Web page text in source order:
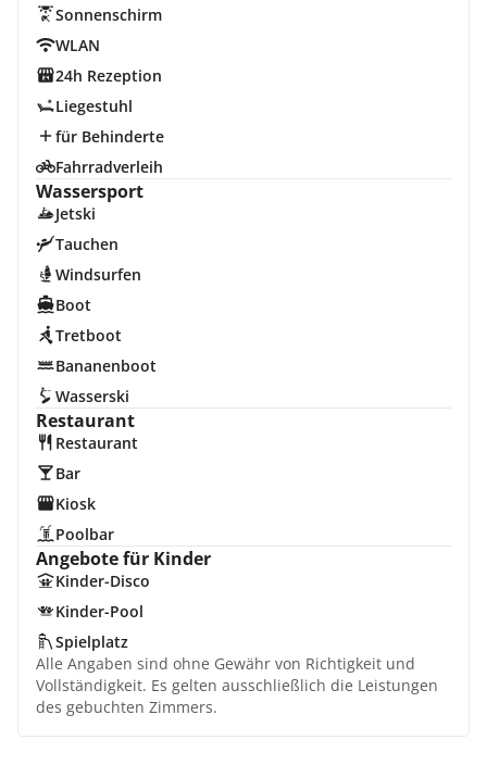
Sonnenschirm
WLAN
24h Rezeption
Liegestuhl
für Behinderte
Fahrradverleih
Wassersport
Jetski
Tauchen
Windsurfen
Boot
Tretboot
Bananenboot
Wasserski
Restaurant
Restaurant
Bar
Kiosk
Poolbar
Angebote für Kinder
Kinder-Disco
Kinder-Pool
Spielplatz
Alle Angaben sind ohne Gewähr von Richtigkeit und
Vollständigkeit. Es gelten ausschließlich die Leistungen
des gebuchten Zimmers.